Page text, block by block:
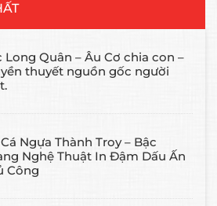
Long Quân – Âu Cơ chia con –
thuyết nguồn gốc người
Ngựa Thành Troy – Bậc
Nghệ Thuật In Đậm Dấu Ấn
Công